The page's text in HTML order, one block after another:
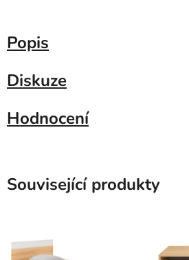
Popis
Diskuze
Hodnocení
Související produkty